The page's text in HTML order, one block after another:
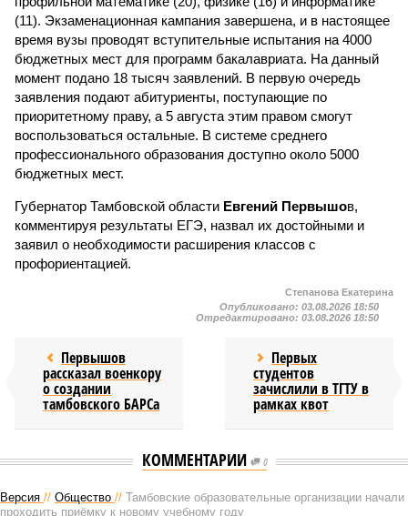
(11). Экзаменационная кампания завершена, и в настоящее
время вузы проводят вступительные испытания на 4000
бюджетных мест для программ бакалавриата. На данный
момент подано 18 тысяч заявлений. В первую очередь
заявления подают абитуриенты, поступающие по
приоритетному праву, а 5 августа этим правом смогут
воспользоваться остальные. В системе среднего
профессионального образования доступно около 5000
бюджетных мест.
Губернатор Тамбовской области Евгений Первышов,
комментируя результаты ЕГЭ, назвал их достойными и
заявил о необходимости расширения классов с
профориентацией.
Степанова Екатерина
Опубликовано: 03.08.2026 18:50
Отредактировано: 03.08.2026 18:50
Первышов
рассказал военкору
о создании
тамбовского БАРСа
Первых
студентов
зачислили в ТГТУ в
рамках квот
КОММЕНТАРИИ 0
Версия // Общество // Тамбовские образовательные организации начали
проходить приёмку к новому учебному году